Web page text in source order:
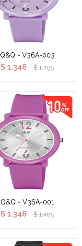
Q&Q - V36A-003
$ 1.346 $ 1.495
Q&Q - V36A-001
$ 1.346 $ 1.495